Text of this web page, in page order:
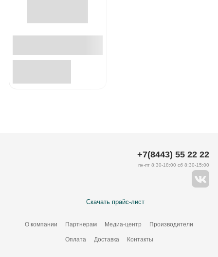
Скачать прайс-лист
О компании Партнерам Медиа-центр Производители
Оплата Доставка Контакты
+7(8443) 55 22 22
пн-пт 8:30-18:00 сб 8:30-15:00